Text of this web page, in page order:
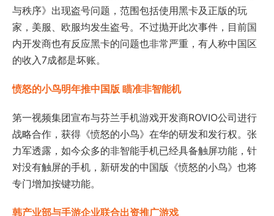
与秩序》出现盗号问题，范围包括使用黑卡及正版的玩
家，美服、欧服均发生盗号。不过抛开此次事件，目前国
内开发商也有反应黑卡的问题也非常严重，有人称中国区
的收入7成都是坏账。
愤怒的小鸟明年推中国版 瞄准非智能机
第一视频集团宣布与芬兰手机游戏开发商ROVIO公司进行
战略合作，获得《愤怒的小鸟》在华的研发和发行权。张
力军透露，如今众多的非智能手机已经具备触屏功能，针
对没有触屏的手机，新研发的中国版《愤怒的小鸟》也将
专门增加按键功能。
韩产业部与手游企业联合出资推广游戏